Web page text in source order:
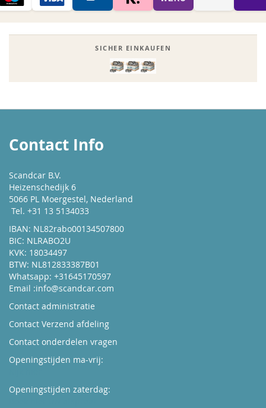
SICHER EINKAUFEN
Contact Info
Scandcar B.V.
Heizenschedijk 6
5066 PL Moergestel, Nederland
Tel. +31 13 5134033
IBAN: NL82rabo00134507800
BIC: NLRABO2U
KVK: 18034497
BTW: NL812833387B01
Whatsapp: +31645170597
Email :info@scandcar.com
Contact administratie
Contact Verzend afdeling
Contact onderdelen vragen
Openingstijden ma-vrij:
Openingstijden zaterdag: